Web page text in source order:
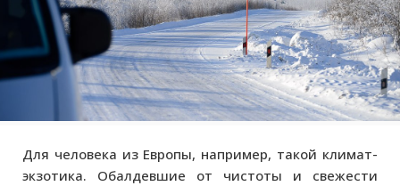
Для человека из Европы, например, такой климат-
экзотика. Обалдевшие от чистоты и свежести